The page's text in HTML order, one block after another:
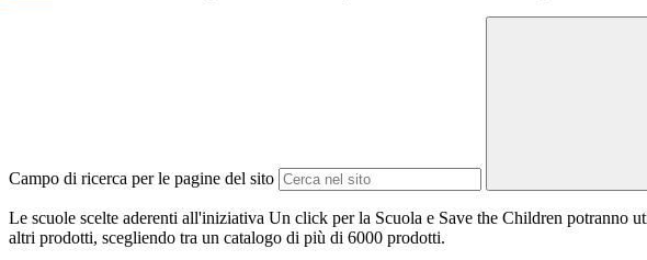
Campo di ricerca per le pagine del sito
Le scuole scelte aderenti all'iniziativa Un click per la Scuola e Save the Children potranno
altri prodotti, scegliendo tra un catalogo di più di 6000 prodotti.